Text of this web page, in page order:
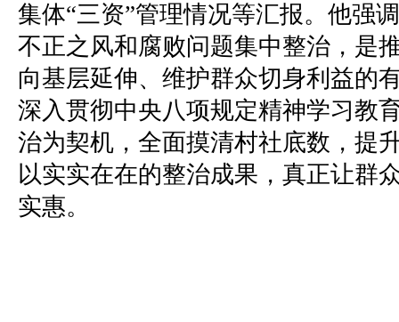
集体“三资”管理情况等汇报。他强
不正之风和腐败问题集中整治，是
向基层延伸、维护群众切身利益的
深入贯彻中央八项规定精神学习教
治为契机，全面摸清村社底数，提
以实实在在的整治成果，真正让群
实惠。